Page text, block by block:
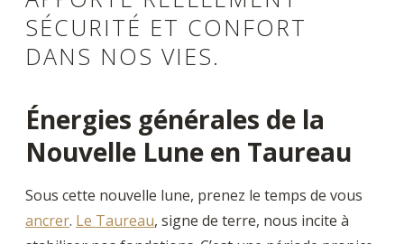
SÉCURITÉ ET CONFORT
DANS NOS VIES.
Énergies générales de la
Nouvelle Lune en Taureau
Sous cette nouvelle lune, prenez le temps de vous
ancrer. Le Taureau, signe de terre, nous incite à